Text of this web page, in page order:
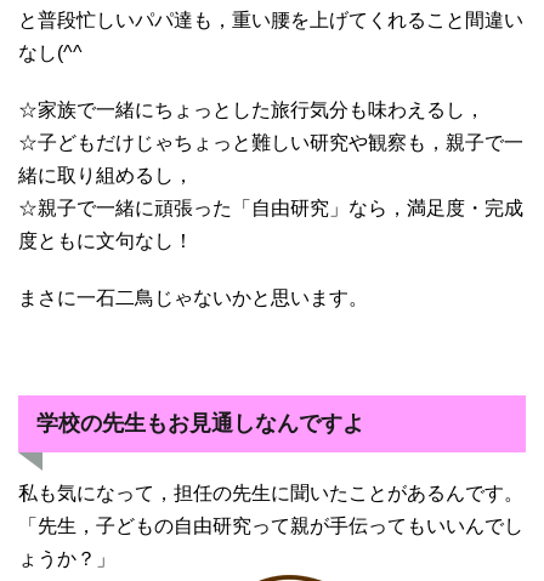
と普段忙しいパパ達も，重い腰を上げてくれること間違い
なし(^^
☆家族で一緒にちょっとした旅行気分も味わえるし，
☆子どもだけじゃちょっと難しい研究や観察も，親子で一
緒に取り組めるし，
☆親子で一緒に頑張った「自由研究」なら，満足度・完成
度ともに文句なし！
まさに一石二鳥じゃないかと思います。
学校の先生もお見通しなんですよ
私も気になって，担任の先生に聞いたことがあるんです。
「先生，子どもの自由研究って親が手伝ってもいいんでし
ょうか？」